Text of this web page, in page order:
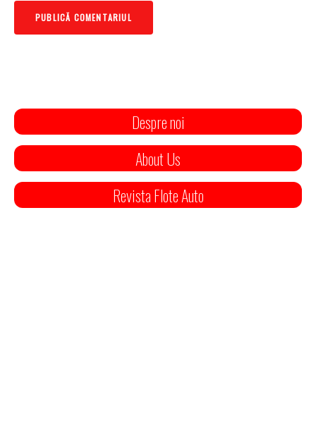
Despre noi
About Us
Revista Flote Auto